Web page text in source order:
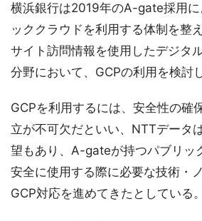
横浜銀行は2019年のA-gate採用に
ッククラウドを利用する体制を整
サイト訪問情報を使用したデジタ
分野において、GCPの利用を検討
GCPを利用するには、安全性の確
立が不可欠だといい、NTTデータ
望もあり、A-gateが持つパブリッ
安全に使用する際に必要な技術・
GCP対応を進めてきたとしている。